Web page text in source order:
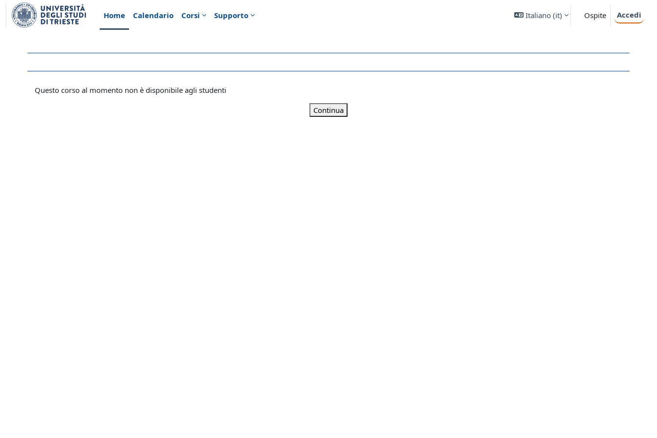
Vai al contenuto principale
Home
Calendario Corsi Supporto Italiano ‎(it)‎ Ospite Accedi
Questo corso al momento non è disponibile agli studenti
Continua